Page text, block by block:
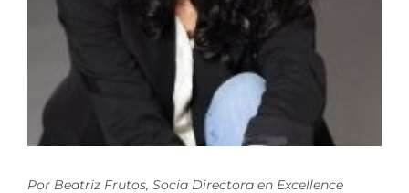
Por Beatriz Frutos, Socia Directora en Excellence